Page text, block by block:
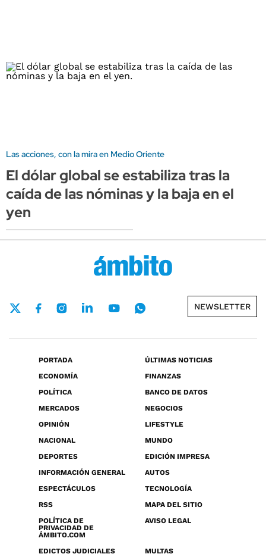
Las acciones, con la mira en Medio Oriente
El dólar global se estabiliza tras la
caída de las nóminas y la baja en el
yen
NEWSLETTER
PORTADA
ÚLTIMAS NOTICIAS
ECONOMÍA
FINANZAS
POLÍTICA
BANCO DE DATOS
MERCADOS
NEGOCIOS
OPINIÓN
LIFESTYLE
NACIONAL
MUNDO
DEPORTES
EDICIÓN IMPRESA
INFORMACIÓN GENERAL
AUTOS
ESPECTÁCULOS
TECNOLOGÍA
RSS
MAPA DEL SITIO
POLÍTICA DE
PRIVACIDAD DE
ÁMBITO.COM
AVISO LEGAL
EDICTOS JUDICIALES MULTAS